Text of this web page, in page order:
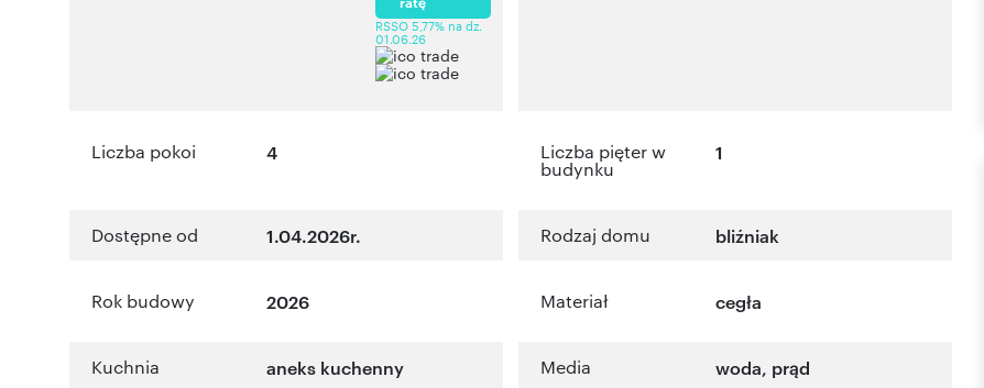
RSSO 5,77% na dz.
01.06.26
Liczba pokoi 4 Liczba pięter w
budynku
1
Dostępne od 1.04.2026r. Rodzaj domu bliźniak
Rok budowy 2026 Materiał cegła
Kuchnia aneks kuchenny Media woda, prąd